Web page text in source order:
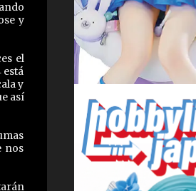
y
el
está
y
así
nos